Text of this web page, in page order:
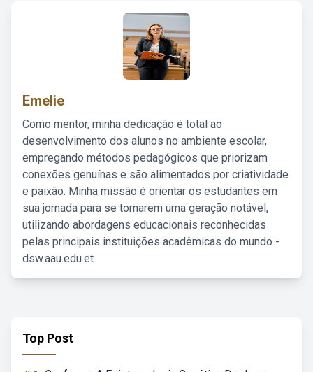
Emelie
Como mentor, minha dedicação é total ao
desenvolvimento dos alunos no ambiente escolar,
empregando métodos pedagógicos que priorizam
conexões genuínas e são alimentados por criatividade
e paixão. Minha missão é orientar os estudantes em
sua jornada para se tornarem uma geração notável,
utilizando abordagens educacionais reconhecidas
pelas principais instituições acadêmicas do mundo -
dsw.aau.edu.et.
Top Post